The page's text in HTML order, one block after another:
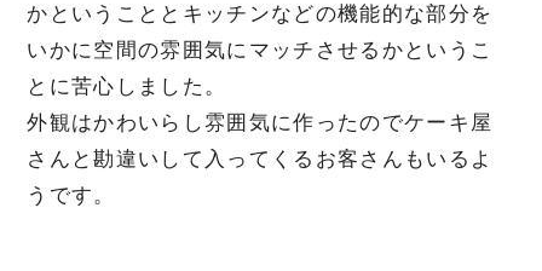
かということとキッチンなどの機能的な部分を
いかに空間の雰囲気にマッチさせるかというこ
とに苦心しました。
外観はかわいらし雰囲気に作ったのでケーキ屋
さんと勘違いして入ってくるお客さんもいるよ
うです。